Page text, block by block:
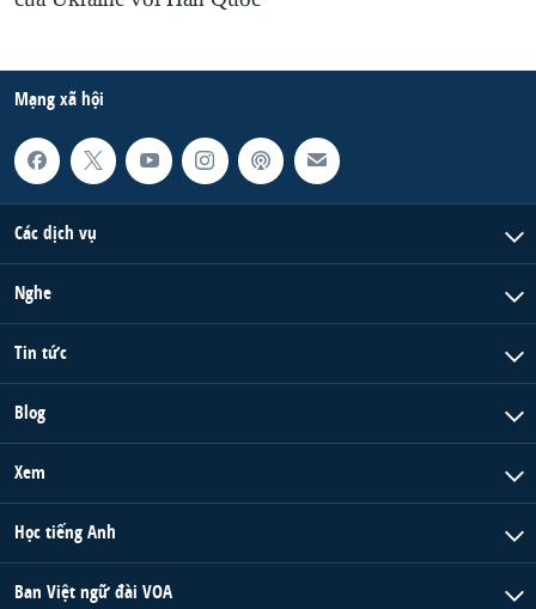
Mạng xã hội
Các dịch vụ
Nghe
Tin tức
Blog
Xem
Học tiếng Anh
Ban Việt ngữ đài VOA